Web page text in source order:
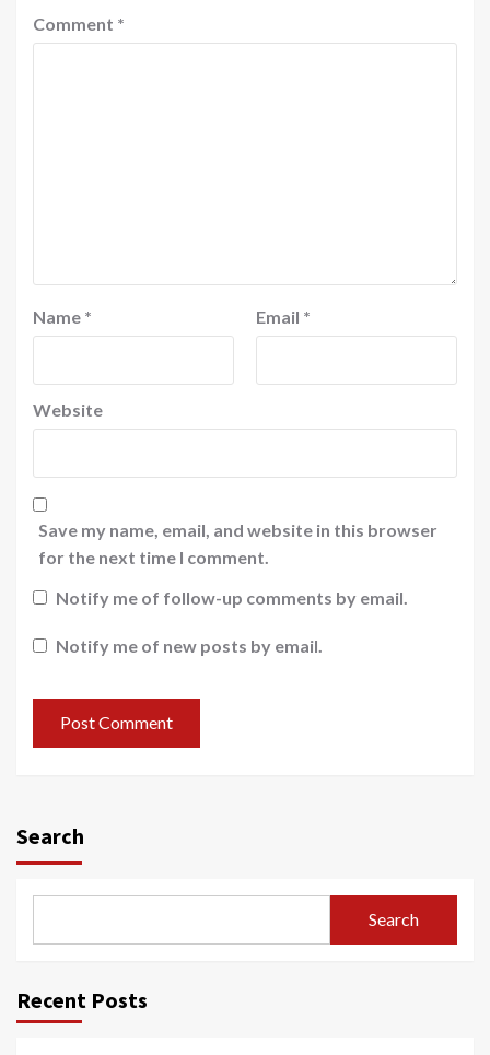
Comment *
Name * Email *
Website
Save my name, email, and website in this browser
for the next time I comment.
Notify me of follow-up comments by email.
Notify me of new posts by email.
Search
Search
Recent Posts